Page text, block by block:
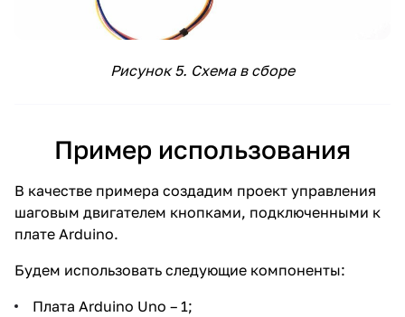
Рисунок 5. Схема в сборе
Пример использования
В качестве примера создадим проект управления
шаговым двигателем кнопками, подключенными к
плате Arduino.
Будем использовать следующие компоненты:
Плата Arduino Uno – 1;